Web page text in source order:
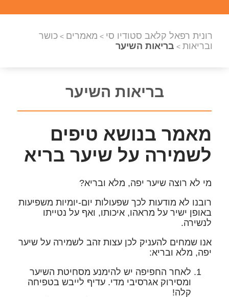
רפאל קלאב סטודיו סי >מאמרים >כושר
בריאות השיער
בריאות השיער
בנושא טיפים
על שיער בריא
רוצה שיער יפה, מלא ובריא?
לא מודעות לכך שפעולות יום-יומיות משפיעות
ישיר על מראהו, איכותו, ואף על נטייתו
להעניק לכן עצות זהב לשמירה על שיער
ובריא:
לאחר החפיפה יש להימנע מסחיטת השיער
ומסירוק אגרסיבי מדי. עדיף לייבש בטפיחה